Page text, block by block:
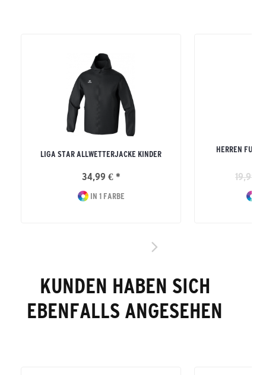
LIGA STAR ALLWETTERJACKE KINDER
34,99 € *
IN 1 FARBE
HERREN
19,99
KUNDEN HABEN SICH
EBENFALLS ANGESEHEN